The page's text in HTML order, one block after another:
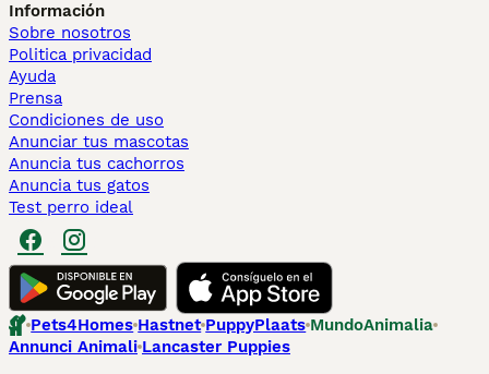
Información
Sobre nosotros
Politica privacidad
Ayuda
Prensa
Condiciones de uso
Anunciar tus mascotas
Anuncia tus cachorros
Anuncia tus gatos
Test perro ideal
Pets4Homes Hastnet PuppyPlaats MundoAnimalia
Annunci Animali Lancaster Puppies